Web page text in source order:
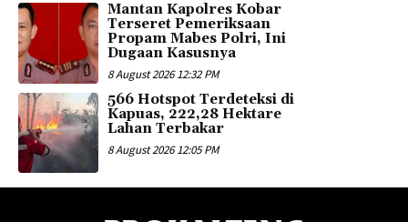
Mantan Kapolres Kobar
Terseret Pemeriksaan
Propam Mabes Polri, Ini
Dugaan Kasusnya
8 August 2026 12:32 PM
566 Hotspot Terdeteksi di
Kapuas, 222,28 Hektare
Lahan Terbakar
8 August 2026 12:05 PM